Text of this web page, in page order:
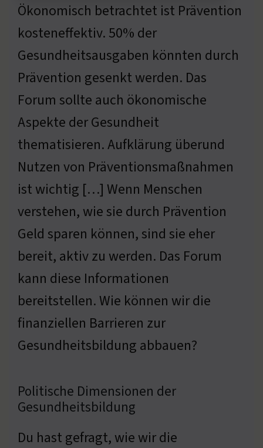
Ökonomisch betrachtet ist Prävention
kosteneffektiv. 50% der
Gesundheitsausgaben könnten durch
Prävention gesenkt werden. Das
Forum sollte auch ökonomische
Aspekte der Gesundheit
thematisieren. Aufklärung überund
Nutzen von Präventionsmaßnahmen
ist wichtig […] Wenn Menschen
verstehen, wie sie durch Prävention
Geld sparen können, sind sie eher
bereit, aktiv zu werden. Das Forum
kann diese Informationen
bereitstellen. Wie können wir die
finanziellen Barrieren zur
Gesundheitsbildung abbauen?
Politische Dimensionen der
Gesundheitsbildung
Du hast gefragt, wie wir die